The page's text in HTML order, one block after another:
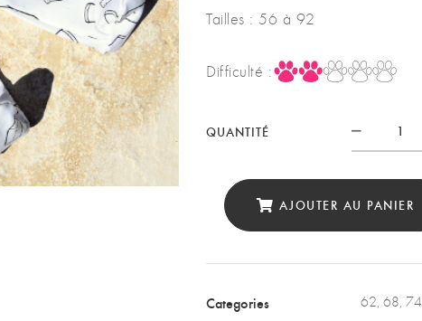
Tailles : 56 à 92
Difficulté :
QUANTITÉ Quantité
AJOUTER AU PANIER
Categories 62, 68, 74